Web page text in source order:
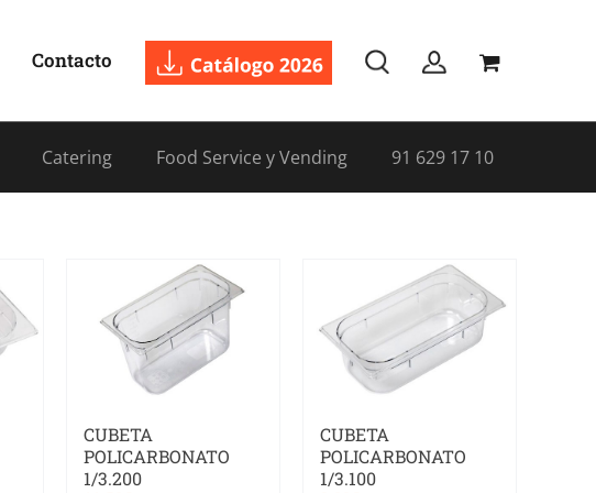
Contacto
Catering Food Service y Vending 91 629 17 10
CUBETA
POLICARBONATO
1/3.200
CUBETA
POLICARBONATO
1/3.100